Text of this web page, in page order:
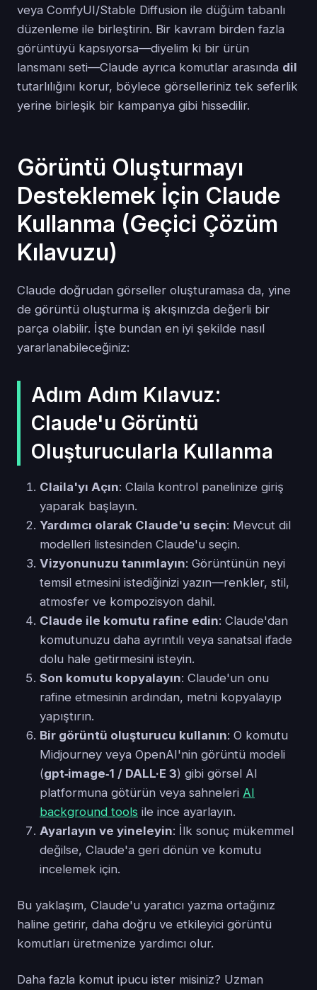
veya ComfyUI/Stable Diffusion ile düğüm tabanlı
düzenleme ile birleştirin. Bir kavram birden fazla
görüntüyü kapsıyorsa—diyelim ki bir ürün
lansmanı seti—Claude ayrıca komutlar arasında dil
tutarlılığını korur, böylece görselleriniz tek seferlik
yerine birleşik bir kampanya gibi hissedilir.
Görüntü Oluşturmayı
Desteklemek İçin Claude
Kullanma (Geçici Çözüm
Kılavuzu)
Claude doğrudan görseller oluşturamasa da, yine
de görüntü oluşturma iş akışınızda değerli bir
parça olabilir. İşte bundan en iyi şekilde nasıl
yararlanabileceğiniz:
Adım Adım Kılavuz:
Claude'u Görüntü
Oluşturucularla Kullanma
Claila'yı Açın: Claila kontrol panelinize giriş
yaparak başlayın.
Yardımcı olarak Claude'u seçin: Mevcut dil
modelleri listesinden Claude'u seçin.
Vizyonunuzu tanımlayın: Görüntünün neyi
temsil etmesini istediğinizi yazın—renkler, stil,
atmosfer ve kompozisyon dahil.
Claude ile komutu rafine edin: Claude'dan
komutunuzu daha ayrıntılı veya sanatsal ifade
dolu hale getirmesini isteyin.
Son komutu kopyalayın: Claude'un onu
rafine etmesinin ardından, metni kopyalayıp
yapıştırın.
Bir görüntü oluşturucu kullanın: O komutu
Midjourney veya OpenAI'nin görüntü modeli
(gpt‑image‑1 / DALL·E 3) gibi görsel AI
platformuna götürün veya sahneleri AI
background tools ile ince ayarlayın.
Ayarlayın ve yineleyin: İlk sonuç mükemmel
değilse, Claude'a geri dönün ve komutu
incelemek için.
Bu yaklaşım, Claude'u yaratıcı yazma ortağınız
haline getirir, daha doğru ve etkileyici görüntü
komutları üretmenize yardımcı olur.
Daha fazla komut ipucu ister misiniz? Uzman